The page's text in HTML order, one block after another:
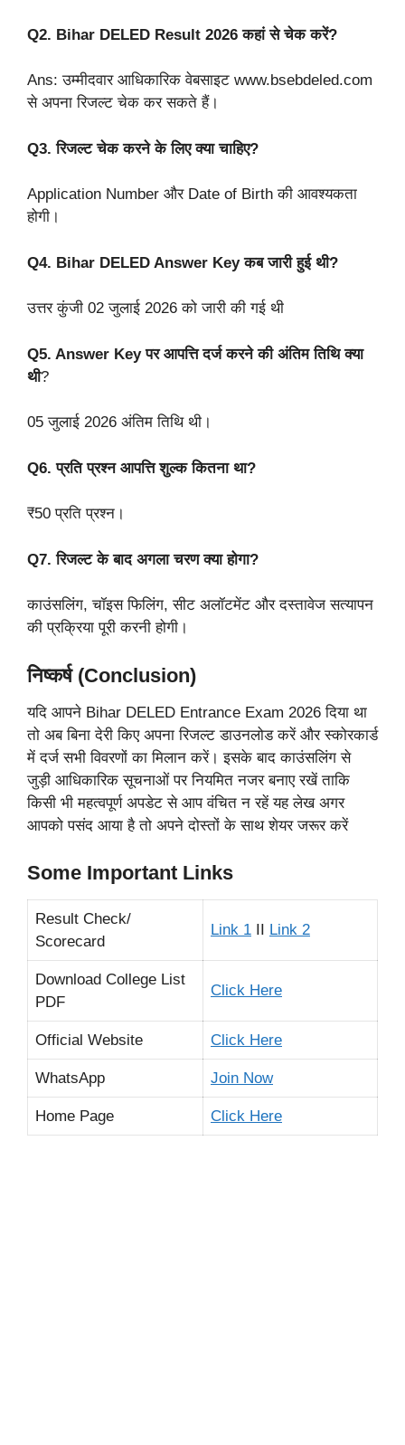
Q2. Bihar DELED Result 2026 कहां से चेक करें?
Ans: उम्मीदवार आधिकारिक वेबसाइट www.bsebdeled.com
से अपना रिजल्ट चेक कर सकते हैं।
Q3. रिजल्ट चेक करने के लिए क्या चाहिए?
Application Number और Date of Birth की आवश्यकता
होगी।
Q4. Bihar DELED Answer Key कब जारी हुई थी?
उत्तर कुंजी 02 जुलाई 2026 को जारी की गई थी
Q5. Answer Key पर आपत्ति दर्ज करने की अंतिम तिथि क्या
थी?
05 जुलाई 2026 अंतिम तिथि थी।
Q6. प्रति प्रश्न आपत्ति शुल्क कितना था?
₹50 प्रति प्रश्न।
Q7. रिजल्ट के बाद अगला चरण क्या होगा?
काउंसलिंग, चॉइस फिलिंग, सीट अलॉटमेंट और दस्तावेज सत्यापन
की प्रक्रिया पूरी करनी होगी।
निष्कर्ष (Conclusion)
यदि आपने Bihar DELED Entrance Exam 2026 दिया था
तो अब बिना देरी किए अपना रिजल्ट डाउनलोड करें और स्कोरकार्ड
में दर्ज सभी विवरणों का मिलान करें। इसके बाद काउंसलिंग से
जुड़ी आधिकारिक सूचनाओं पर नियमित नजर बनाए रखें ताकि
किसी भी महत्वपूर्ण अपडेट से आप वंचित न रहें यह लेख अगर
आपको पसंद आया है तो अपने दोस्तों के साथ शेयर जरूर करें
Some Important Links
Result Check/
Scorecard
Link 1 II Link 2
Download College List
PDF
Click Here
Official Website Click Here
WhatsApp Join Now
Home Page Click Here